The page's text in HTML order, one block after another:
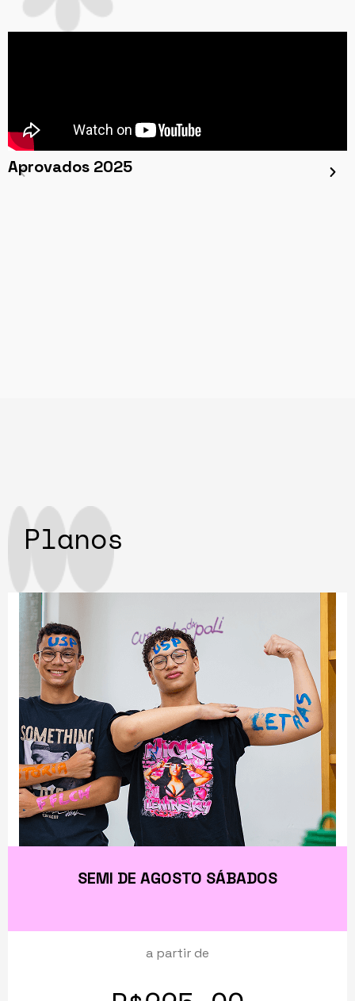
Aprovados 2025
Planos
SEMI DE AGOSTO SÁBADOS
a partir de